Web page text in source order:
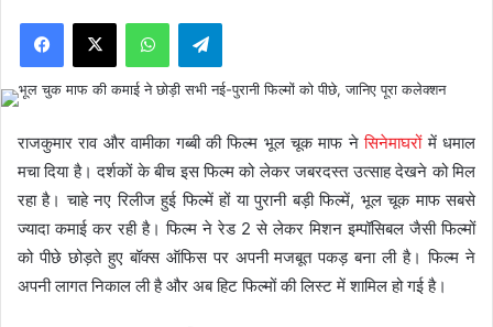
Facebook
X WhatsAppTelegram
राजकुमार राव और वामीका गब्बी की फिल्म भूल चूक माफ नेसिनेमाघरोंमें धमाल
मचा दिया है। दर्शकों के बीच इस फिल्म को लेकर जबरदस्त उत्साह देखने को मिल
रहा है। चाहे नए रिलीज हुई फिल्में हों या पुरानी बड़ी फिल्में, भूल चूक माफ सबसे
ज्यादा कमाई कर रही है। फिल्म ने रेड 2 से लेकर मिशन इम्पॉसिबल जैसी फिल्मों
को पीछे छोड़ते हुए बॉक्स ऑफिस पर अपनी मजबूत पकड़ बना ली है। फिल्म ने
अपनी लागत निकाल ली है और अब हिट फिल्मों की लिस्ट में शामिल हो गई है।